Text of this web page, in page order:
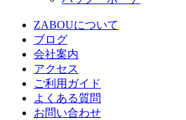
ZABOUについて
ブログ
会社案内
アクセス
ご利用ガイド
よくある質問
お問い合わせ